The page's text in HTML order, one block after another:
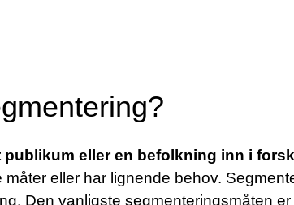
publikum eller en befolkning inn i
eller har lignende behov.
Den vanligste segmenteringsmåten